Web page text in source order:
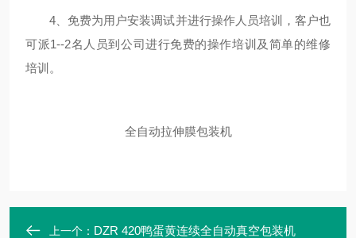
4、免费为用户安装调试并进行操作人员培训，客户也
可派1--2名人员到公司进行免费的操作培训及简单的维修
培训。
全自动拉伸膜包装机
上一个： DZR 420鸭蛋黄连续全自动真空包装机